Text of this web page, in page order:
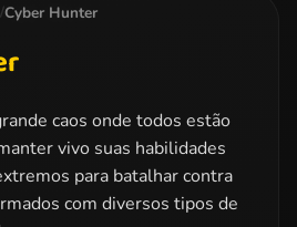
/Cyber Hunter
caos onde todos estão
vivo suas habilidades
para batalhar contra
com diversos tipos de